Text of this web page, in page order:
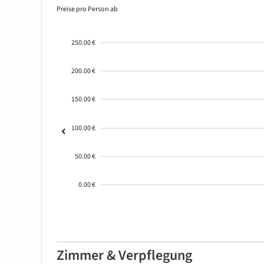
Preise pro Person ab
250.00 €
200.00 €
150.00 €
100.00 €
50.00 €
0.00 €
01-02
Zimmer & Verpflegung